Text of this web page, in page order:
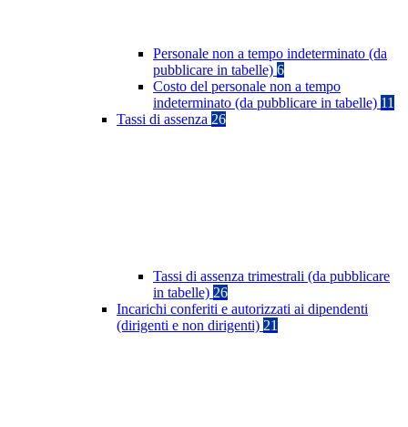
Personale non a tempo indeterminato (da
pubblicare in tabelle) 6
Costo del personale non a tempo
indeterminato (da pubblicare in tabelle) 11
Tassi di assenza 26
Tassi di assenza trimestrali (da pubblicare
in tabelle) 26
Incarichi conferiti e autorizzati ai dipendenti
(dirigenti e non dirigenti) 21